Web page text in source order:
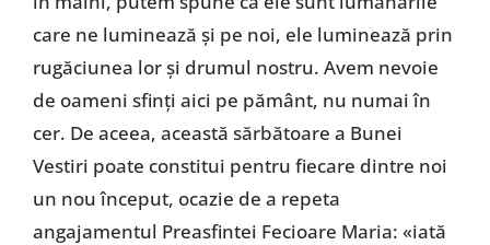
care ne luminează şi pe noi, ele luminează prin
rugăciunea lor şi drumul nostru. Avem nevoie
de oameni sfinţi aici pe pământ, nu numai în
cer. De aceea, această sărbătoare a Bunei
Vestiri poate constitui pentru fiecare dintre noi
un nou început, ocazie de a repeta
angajamentul Preasfintei Fecioare Maria: «iată